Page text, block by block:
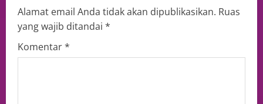
Alamat email Anda tidak akan dipublikasikan. Ruas
yang wajib ditandai *
Komentar*